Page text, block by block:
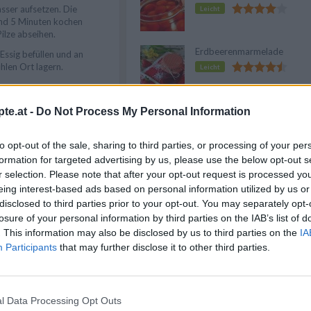
- Do Not Process My Personal Information
opt-out of the sale, sharing to third parties, or processing of your
for targeted advertising by us, please use the below opt-out
selection. Please note that after your opt-out request is processed
interest-based ads based on personal information utilized by us
to third parties prior to your opt-out. You may separately
of your personal information by third parties on the IAB’s list of
This information may also be disclosed by us to third parties on the
Participants that may further disclose it to other third parties.
Data Processing Opt Outs
aufsetzen. Die
5 Minuten kochen
abseihen.
befüllen und an
Ort lagern.
schmecken zum
Leicht
Erdbeerenmarmelade
Leicht
Pfirsiche einlegen
Anzeige